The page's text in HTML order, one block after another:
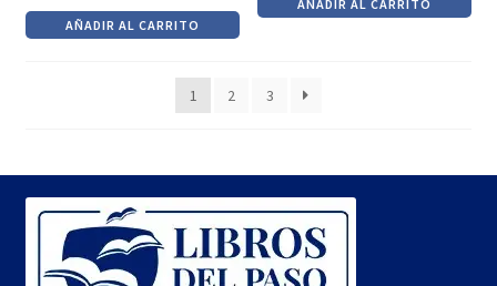
precio
original
precio
actual
AÑADIR AL CARRITO
original
actual
AÑADIR AL CARRITO
1 2 3